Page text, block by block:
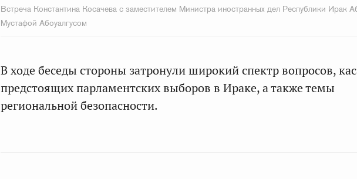
Встреча Константина Косачева с заместителем Министра иностранных дел Республики Ирак
Мустафой Абоуалгусом
В ходе беседы стороны затронули широкий спектр вопросов,
предстоящих парламентских выборов в Ираке, а также темы
региональной безопасности.